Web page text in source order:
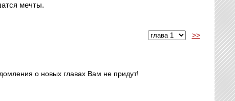
мечты.
>>
о новых главах Вам не придут!